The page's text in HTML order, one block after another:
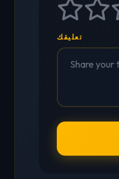
تعليقك